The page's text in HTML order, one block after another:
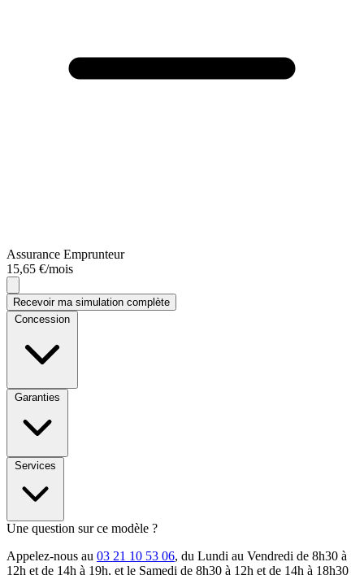
Assurance Emprunteur
15,65 €/mois
Recevoir ma simulation complète
Concession
Garanties
Services
Une question sur ce modèle ?
Appelez-nous au 03 21 10 53 06, du Lundi au Vendredi de 8h30 à
12h et de 14h à 19h, et le Samedi de 8h30 à 12h et de 14h à 18h30